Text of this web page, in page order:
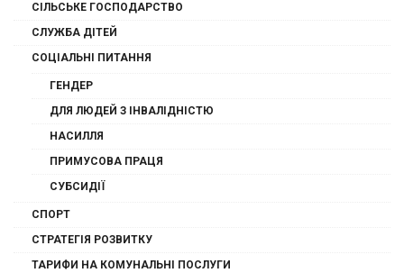
СІЛЬСЬКЕ ГОСПОДАРСТВО
СЛУЖБА ДІТЕЙ
СОЦІАЛЬНІ ПИТАННЯ
ГЕНДЕР
ДЛЯ ЛЮДЕЙ З ІНВАЛІДНІСТЮ
НАСИЛЛЯ
ПРИМУСОВА ПРАЦЯ
СУБСИДІЇ
СПОРТ
СТРАТЕГІЯ РОЗВИТКУ
ТАРИФИ НА КОМУНАЛЬНІ ПОСЛУГИ